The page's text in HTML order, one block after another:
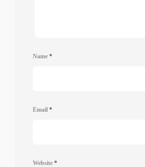
Name *
Email *
Website *